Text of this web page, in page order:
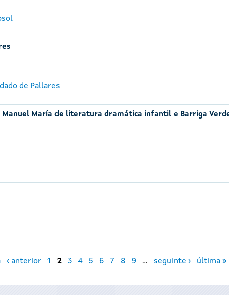
de Pallares
María de literatura dramática infantil e Barriga
‹ anterior 1 2 3 4 5 6 7 8 9 … seguinte › última »